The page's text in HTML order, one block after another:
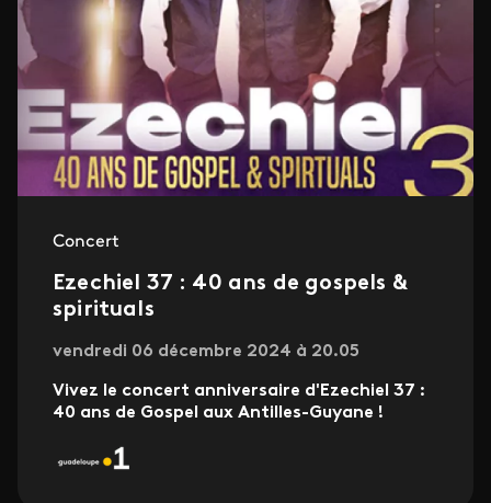
Concert
Ezechiel 37 : 40 ans de gospels &
spirituals
vendredi 06 décembre 2024 à 20.05
Vivez le concert anniversaire d'Ezechiel 37 :
40 ans de Gospel aux Antilles-Guyane !